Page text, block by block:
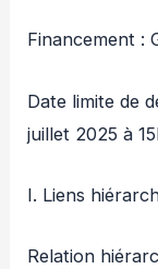
Financement :
Date limite de
juillet 2025 à
I. Liens
Relation